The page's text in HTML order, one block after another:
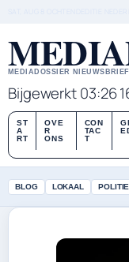
MEDIADOSSIER
Bijgewerkt 03:26
ST
A
RT
OVE
R
ONS
CON
TAC
T
BLOG LOKAAL